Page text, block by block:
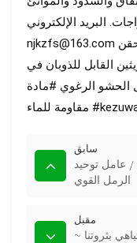
البريد الإلكتروني:
القابل للذوبان في
الحشو الرغوي #مادة
مقاومة للماء
سابق
/ عامل توحيد
الرمل القوي
مقبل
بثروتنا ~